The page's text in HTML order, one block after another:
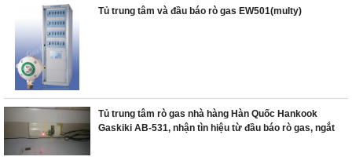
Tủ trung tâm và đầu báo rò gas EW501(multy)
Tủ trung tâm rò gas nhà hàng Hàn Quốc Hankook
Gaskiki AB-531, nhận tìn hiệu từ đầu báo rò gas, ngắt